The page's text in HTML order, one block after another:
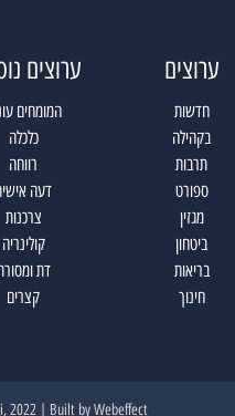
ערוצים
חדשות
בקהילה
תרבות
ספורט
מגזין
ביטחון
בריאות
חינוך
ערוצים
המומחים
כלכלה
רווחה
דעה
צרכנות
קולינריה
דת
קצרים
2022 | Built byWebeffect ©